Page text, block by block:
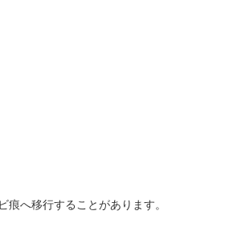
痕へ移行することがあります。